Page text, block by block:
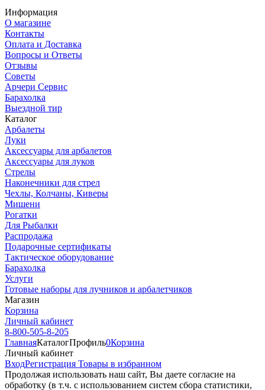
Информация
О магазине
Контакты
Оплата и Доставка
Вопросы и Ответы
Отзывы
Советы
Арчери Сервис
Барахолка
Выездной тир
Каталог
Арбалеты
Луки
Аксессуары для арбалетов
Аксессуары для луков
Стрелы
Наконечники для стрел
Чехлы, Колчаны, Киверы
Мишени
Рогатки
Для Рыбалки
Распродажа
Подарочные сертификаты
Тактическое оборудование
Барахолка
Услуги
Готовые наборы для лучников и арбалетчиков
Магазин
Корзина
Личный кабинет
8-800-505-8-205
ГлавнаяКаталогПрофиль0Корзина
Личный кабинет
ВходРегистрация Товары в избранном
Продолжая использовать наш cайт, Вы даете согласие на
обработку (в т.ч. с использованием систем сбора статистики,